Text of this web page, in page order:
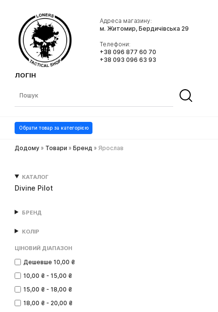
Адреса магазину:
м. Житомир, Бердичівська 29
Телефони:
+38 096 877 60 70
+38 093 096 63 93
ЛОГІН
Обрати товар за категорією
Додому » Товари » Бренд » Ярослав
КАТАЛОГ
Divine Pilot
БРЕНД
КОЛІР
ЦІНОВИЙ ДІАПАЗОН
Дешевше 10,00 ₴
10,00 ₴ - 15,00 ₴
15,00 ₴ - 18,00 ₴
18,00 ₴ - 20,00 ₴